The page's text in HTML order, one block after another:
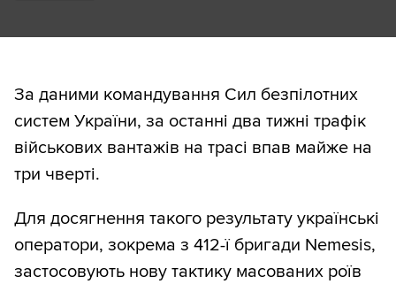
За даними командування Сил безпілотних
систем України, за останні два тижні трафік
військових вантажів на трасі впав майже на
три чверті.
Для досягнення такого результату українські
оператори, зокрема з 412-ї бригади Nemesis,
застосовують нову тактику масованих роїв